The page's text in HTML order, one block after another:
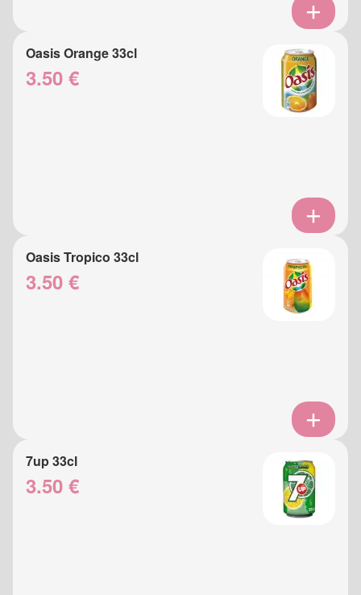
Oasis Orange 33cl
3.50 €
Oasis Tropico 33cl
3.50 €
7up 33cl
3.50 €